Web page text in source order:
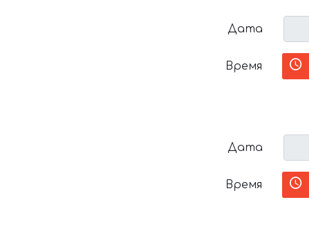
Дата
Время
Дата
Время